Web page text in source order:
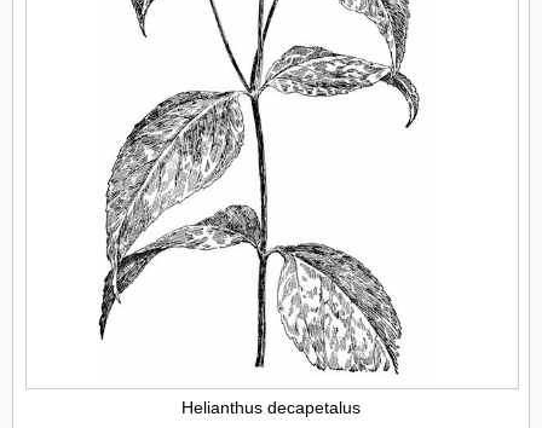
Helianthus decapetalus